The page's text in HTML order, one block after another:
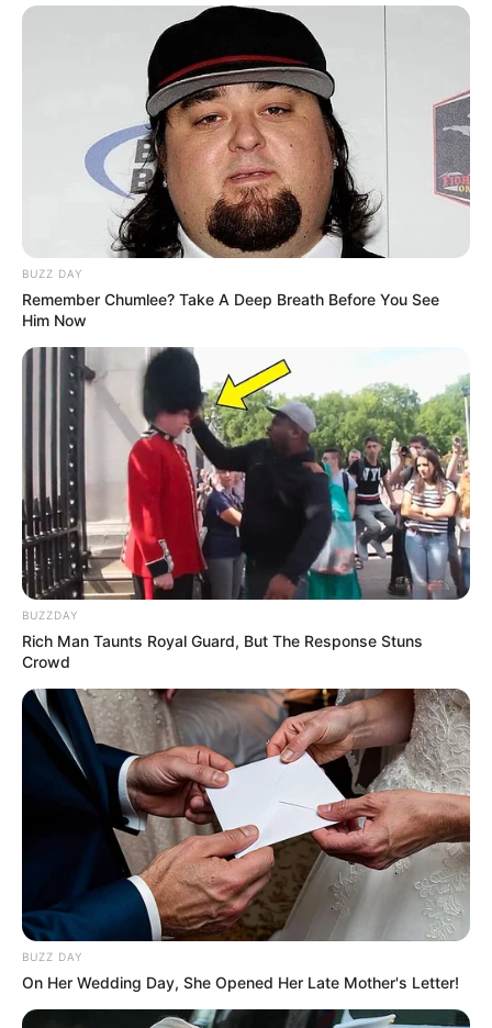
Categories
All
Bratkartoffeln mit Ei und Käse
Spargel mit Sauce
Search
Search
All
Rezepte
Thunfischsalat mit Ei & Joghurt – leicht, cremig
und voller Protein!
Verführerisch lecker: Quark-Vanille-
Pfannkuchen ohne Mehl in nur 5 Minuten!
BUZZ DAY
Remember Chumlee? Take A Deep Breath Before You See
Him Now
BUZZDAY
Rich Man Taunts Royal Guard, But The Response Stuns
Crowd
BUZZ DAY
On Her Wedding Day, She Opened Her Late Mother's Letter!